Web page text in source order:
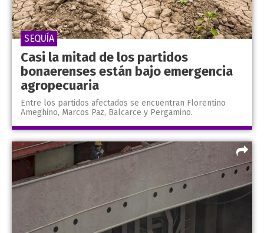
Casi la mitad de los partidos
bonaerenses están bajo emergencia
agropecuaria
Entre los partidos afectados se encuentran Florentino
Ameghino, Marcos Paz, Balcarce y Pergamino.
SEQUÍA